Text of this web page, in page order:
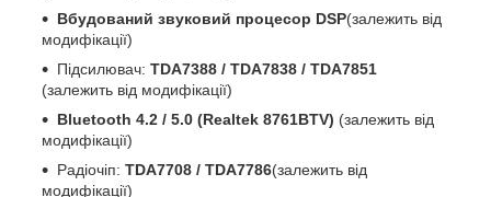
Вбудований звуковий процесор DSP(залежить від
модифікації)
Підсилювач: TDA7388 / TDA7838 / TDA7851
(залежить від модифікації)
Bluetooth 4.2 / 5.0 (Realtek 8761BTV) (залежить від
модифікації)
Радіочіп: TDA7708 / TDA7786(залежить від
модифікації)